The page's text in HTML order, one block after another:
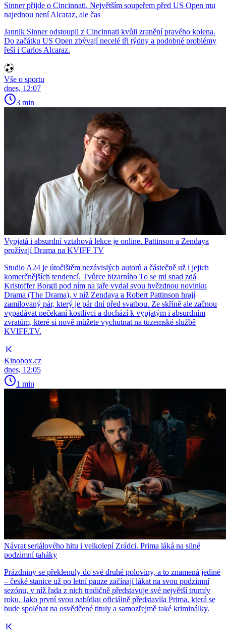
Sinner přijde o Cincinnati. Největším soupeřem před US Open mu
najednou není Alcaraz, ale čas
Jannik Sinner odstoupil z Cincinnati kvůli zranění pravého kolena.
Do začátku US Open zbývají necelé tři týdny a podobné problémy
řeší i Carlos Alcaraz.
Vše o sportu
dnes, 12:07
3 min
Vypjatá i absurdní vztahová lekce je online. Pattinson a Zendaya
prožívají Drama na KVIFF TV
Studio A24 je útočištěm nezávislých autorů a částečně už i jejich
komerčnějších tendencí. Tvůrce bizarního To se mi snad zdá
Kristoffer Borgli pod ním na jaře vydal svou hvězdnou novinku
Drama (The Drama), v níž Zendaya a Robert Pattinson hrají
zamilovaný pár, který je pár dní před svatbou. Ze skříně ale začnou
vypadávat nečekaní kostlivci a dochází k vypjatým i absurdním
zvratům, které si nově můžete vychutnat na tuzemské službě
KVIFF.TV.
Kinobox.cz
dnes, 12:05
1 min
Návrat seriálového hitu i velkolepí Zrádci. Prima láká na silné
podzimní taháky
Prázdniny se překlenuly do své druhé poloviny, a to znamená jediné
– české stanice už po letní pauze začínají lákat na svou podzimní
sezónu, v níž řada z nich tradičně představuje své největší trumfy
roku. Jako první svou nabídku oficiálně představila Prima, která se
bude spoléhat na osvědčené tituly a samozřejmě také kriminálky.